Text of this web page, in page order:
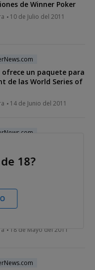
de Winner Poker
10 de Julio del 2011
ofrece un paquete para
de las World Series of
14 de Junio del 2011
08 de Junio del 2011
el fichaje de
18 de Mayo del 2011
18?